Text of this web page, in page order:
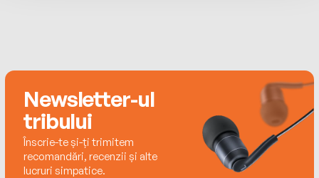
Newsletter-ul
tribului
Înscrie-te și-ți trimitem
recomandări, recenzii și alte
lucruri simpatice.